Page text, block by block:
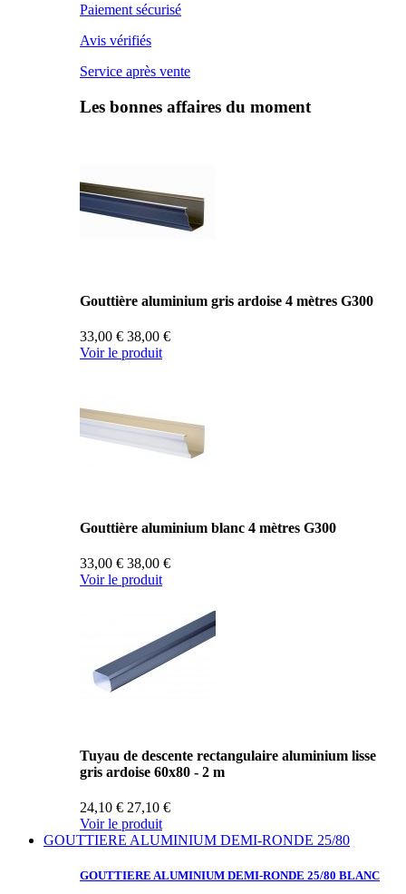
Paiement sécurisé
Avis vérifiés
Service après vente
Les bonnes affaires du moment
Gouttière aluminium gris ardoise 4 mètres G300
33,00 € 38,00 €
Voir le produit
Gouttière aluminium blanc 4 mètres G300
33,00 € 38,00 €
Voir le produit
Tuyau de descente rectangulaire aluminium lisse
gris ardoise 60x80 - 2 m
24,10 € 27,10 €
Voir le produit
GOUTTIERE ALUMINIUM DEMI-RONDE 25/80
GOUTTIERE ALUMINIUM DEMI-RONDE 25/80 BLANC